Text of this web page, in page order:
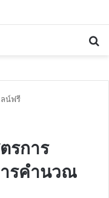
น์ฟรี
รการ
ารคำนวณ